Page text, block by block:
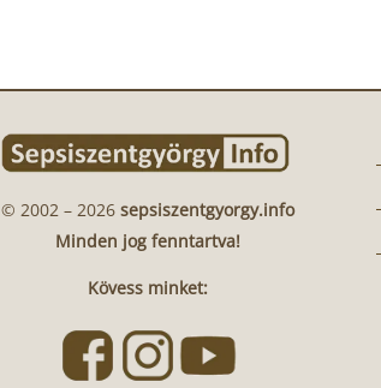
© 2002 – 2026 sepsiszentgyorgy.info
Minden jog fenntartva!
Kövess minket: